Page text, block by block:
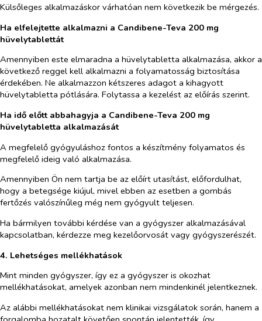
Külsőleges alkalmazáskor várhatóan nem következik be mérgezés.
Ha elfelejtette alkalmazni a Candibene-Teva 200 mg
hüvelytablettát
Amennyiben este elmaradna a hüvelytabletta alkalmazása, akkor a
következő reggel kell alkalmazni a folyamatosság biztosítása
érdekében. Ne alkalmazzon kétszeres adagot a kihagyott
hüvelytabletta pótlására. Folytassa a kezelést az előírás szerint.
Ha idő előtt abbahagyja a Candibene-Teva 200 mg
hüvelytabletta alkalmazását
A megfelelő gyógyuláshoz fontos a készítmény folyamatos és
megfelelő ideig való alkalmazása.
Amennyiben Ön nem tartja be az előírt utasítást, előfordulhat,
hogy a betegsége kiújul, mivel ebben az esetben a gombás
fertőzés valószínűleg még nem gyógyult teljesen.
Ha bármilyen további kérdése van a gyógyszer alkalmazásával
kapcsolatban, kérdezze meg kezelőorvosát vagy gyógyszerészét.
4. Lehetséges mellékhatások
Mint minden gyógyszer, így ez a gyógyszer is okozhat
mellékhatásokat, amelyek azonban nem mindenkinél jelentkeznek.
Az alábbi mellékhatásokat nem klinikai vizsgálatok során, hanem a